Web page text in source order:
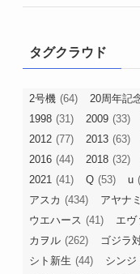
タグクラウド
2号機 (64) 20周年記
1998 (31) 2009 (33)
2012 (77) 2013 (63)
2016 (44) 2018 (32)
2021 (41) Q (53) u
アスカ (434) アヤナ
ウエハース (41) エヴ
カヲル (262) ゴジラ
シト新生 (44) シンジ